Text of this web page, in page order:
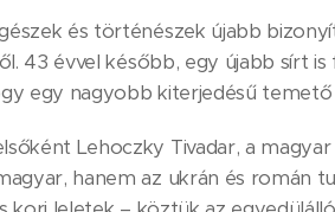
és történészek újabb
43 évvel később, egy újabb sírt
egy nagyobb kiterjedésű
Lehoczky Tivadar, a
hanem az ukrán és román